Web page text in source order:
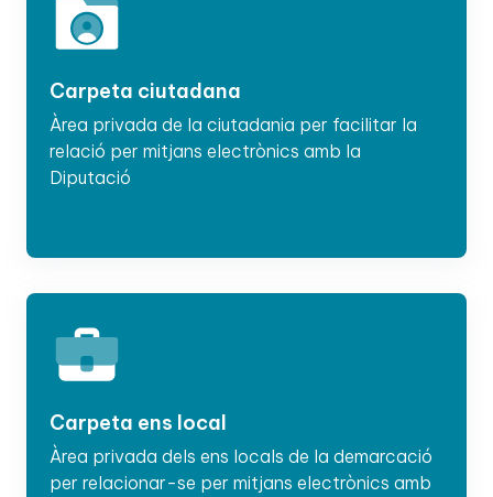
Carpeta ciutadana
Àrea privada de la ciutadania per facilitar la
relació per mitjans electrònics amb la
Diputació
Carpeta ens local
Àrea privada dels ens locals de la demarcació
per relacionar-se per mitjans electrònics amb